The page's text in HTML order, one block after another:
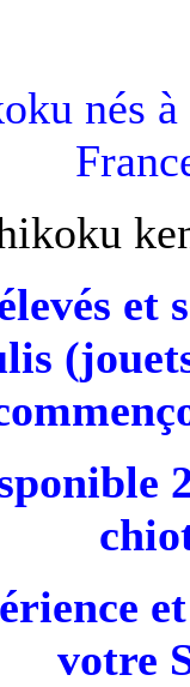
nés
et
votre